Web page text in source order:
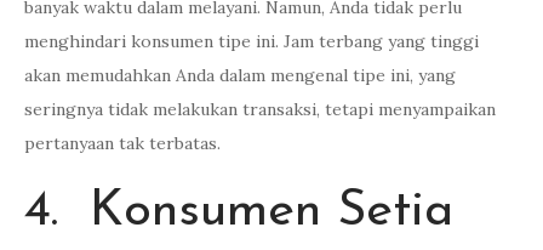
banyak waktu dalam melayani. Namun, Anda tidak perlu
menghindari konsumen tipe ini. Jam terbang yang tinggi
akan memudahkan Anda dalam mengenal tipe ini, yang
seringnya tidak melakukan transaksi, tetapi menyampaikan
pertanyaan tak terbatas.
4. Konsumen Setia